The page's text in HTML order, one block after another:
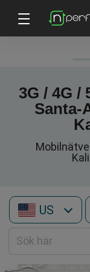
3G / 4G /
Santa-
US